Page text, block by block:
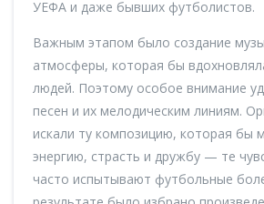
УЕФА и даже бывших футболистов.
Важным этапом было создание
атмосферы, которая бы
людей. Поэтому особое внимание
песен и их мелодическим линиям.
искали ту композицию, которая бы
энергию, страсть и дружбу — те
часто испытывают футбольные